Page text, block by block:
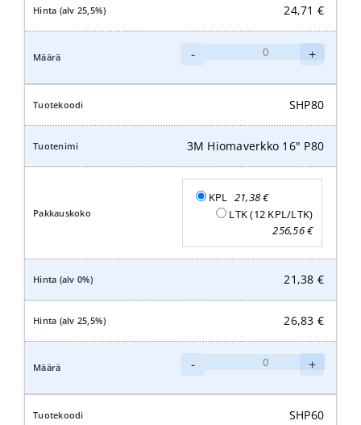
24,71 €
-
16"
määrä
+
SHP80
3M Hiomaverkko 16" P80
KPL 21,38€
LTK (12 KPL/LTK)
256,56€
21,38 €
26,83 €
-
16"
+
SHP60